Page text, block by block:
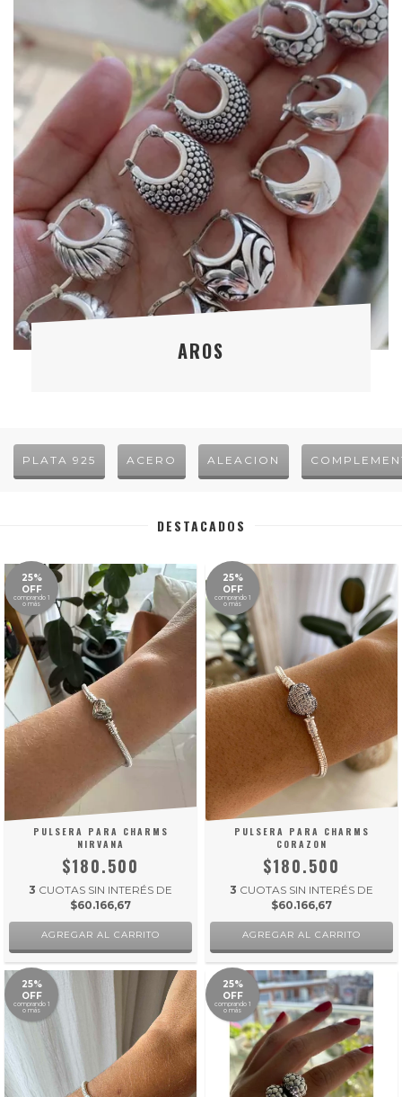
AROS
PLATA 925 ACERO ALEACION
DESTACADOS
25%
OFF
comprando 1
o más
PULSERA PARA CHARMS
NIRVANA
$180.500
3 CUOTAS SIN INTERÉS DE
$60.166,67
AGREGAR AL CARRITO
25%
OFF
comprando 1
o más
PULSERA PARA CHARMS
CORAZON
$180.500
3 CUOTAS SIN INTERÉS DE
$60.166,67
AGREGAR AL CARRITO
25%
OFF
comprando 1
o más
25%
OFF
comprando 1
o más